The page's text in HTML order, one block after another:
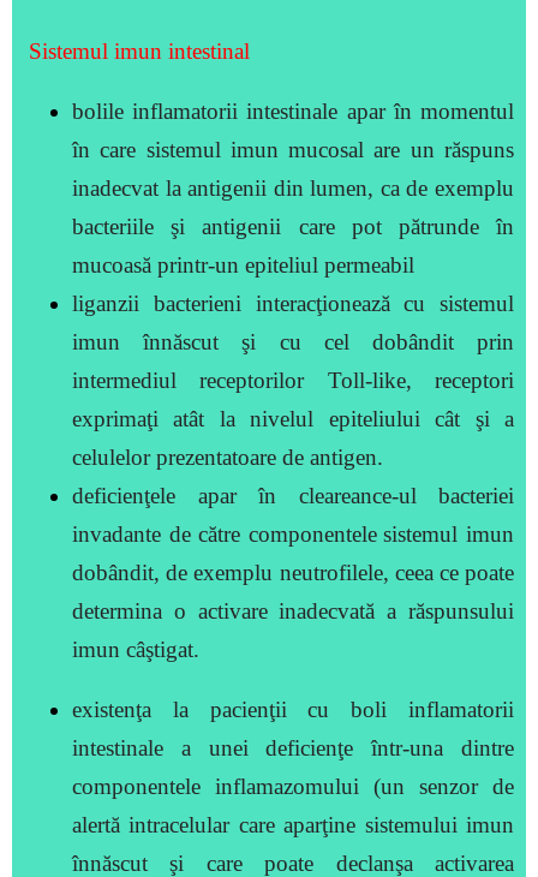
Sistemul imun intestinal
bolile inflamatorii intestinale apar în momentul
în care sistemul imun mucosal are un răspuns
inadecvat la antigenii din lumen, ca de exemplu
bacteriile şi antigenii care pot pătrunde în
mucoasă printr-un epiteliul permeabil
liganzii bacterieni interacţionează cu sistemul
imun înnăscut şi cu
cel dobândit prin
intermediul receptorilor Toll-like, receptori
exprimaţi
atât la nivelul epiteliului cât şi a
celulelor prezentatoare de antigen.
deficienţele apar în cleareance-ul bacteriei
invadante de către componentele sistemul imun
dobândit, de exemplu neutrofilele, ceea ce poate
determina o activare inadecvată a răspunsului
imun câştigat.
existenţa la pacienţii cu boli inflamatorii
intestinale a unei deficienţe într-una dintre
componentele inflamazomului (un senzor de
alertă intracelular care aparţine sistemului imun
înnăscut şi care poate declanşa activarea